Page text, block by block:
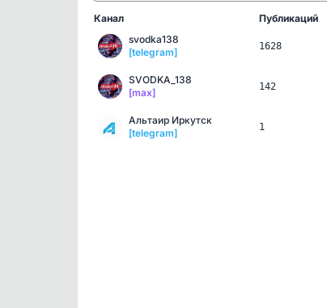
Канал Публикаций
svodka138
[telegram]
1628
SVODKA_138
[max]
142
Альтаир Иркутск
[telegram]
1